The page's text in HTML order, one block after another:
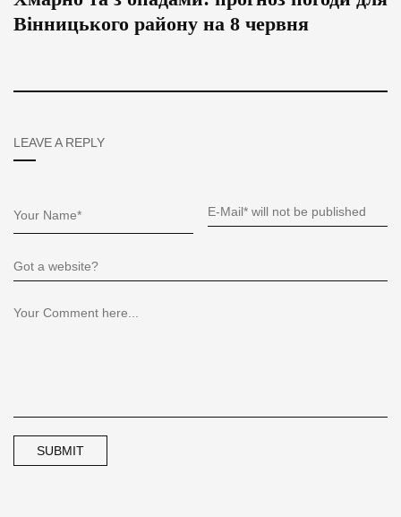
Вінницького району на 8 червня
LEAVE A REPLY